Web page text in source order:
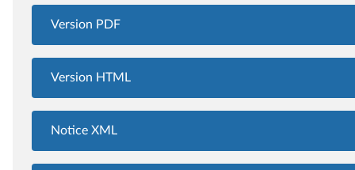
Version PDF
Version HTML
Notice XML